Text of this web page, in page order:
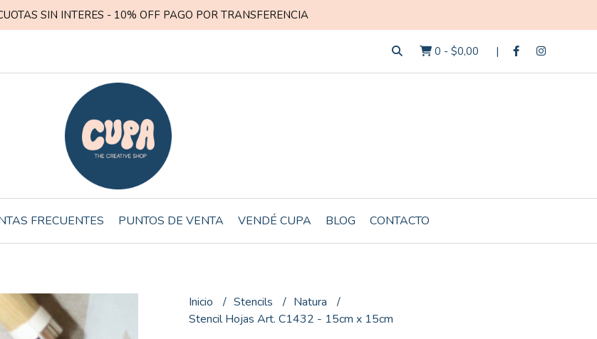
SIN INTERES - 10% OFF PAGO POR TRANSFERENCIA
0 - $0,00
FRECUENTES PUNTOS DE VENTA VENDÉ CUPA BLOG CONTACTO
Inicio Stencils
Natura
Stencil Hojas Art. C1432 - 15cm x 15cm